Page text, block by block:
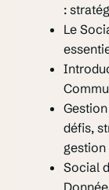
:
Le
défis,
Social